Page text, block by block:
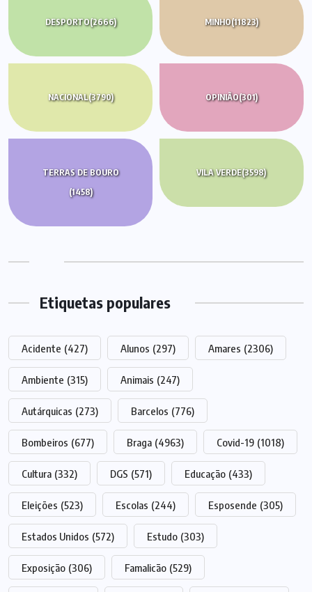
DESPORTO(2666) MINHO(11823)
NACIONAL(3790) OPINIÃO(301)
TERRAS DE BOURO
(1458)
VILA VERDE(3598)
Etiquetas populares
Acidente (427) Alunos (297) Amares (2306)
Ambiente (315) Animais (247)
Autárquicas (273) Barcelos (776)
Bombeiros (677) Braga (4963) Covid-19 (1018)
Cultura (332) DGS (571) Educação (433)
Eleições (523) Escolas (244) Esposende (305)
Estados Unidos (572) Estudo (303)
Exposição (306) Famalicão (529)